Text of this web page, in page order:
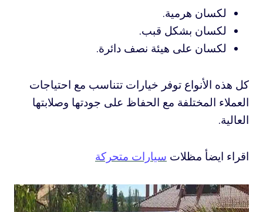
لكسان هرمية.
لكسان بشكل قبب.
لكسان على هيئة نصف دائرة.
كل هذه الأنواع توفر خيارات تتناسب مع احتياجات
العملاء المختلفة مع الحفاظ على جودتها وصلابتها
العالية.
اقراء ايضأ مظلات سيارات متحركة